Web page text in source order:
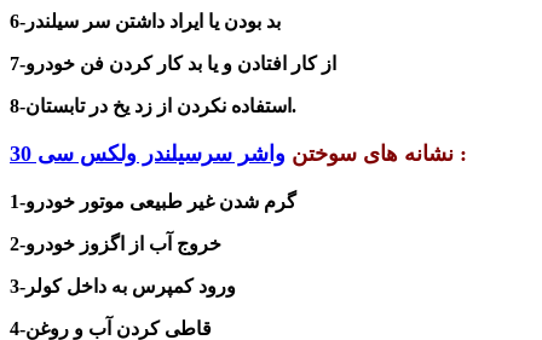
6-بد بودن یا ایراد داشتن سر سیلندر
7-از کار افتادن و یا بد کار کردن فن خودرو
8-استفاده نکردن از زد یخ در تابستان.
نشانه های سوختن واشر سرسیلندر ولکس سی 30 :
1-گرم شدن غیر طبیعی موتور خودرو
2-خروج آب از اگزوز خودرو
3-ورود کمپرس به داخل کولر
4-قاطی کردن آب و روغن